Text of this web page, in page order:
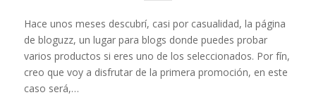
Hace unos meses descubrí, casi por casualidad, la página
de bloguzz, un lugar para blogs donde puedes probar
varios productos si eres uno de los seleccionados. Por fín,
creo que voy a disfrutar de la primera promoción, en este
caso será,…